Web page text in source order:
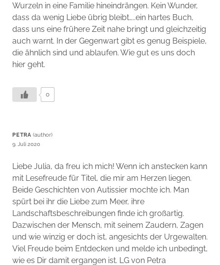
Wurzeln in eine Familie hineindrängen. Kein Wunder,
dass da wenig Liebe übrig bleibt…..ein hartes Buch,
dass uns eine frühere Zeit nahe bringt und gleichzeitig
auch warnt. In der Gegenwart gibt es genug Beispiele,
die ähnlich sind und ablaufen. Wie gut es uns doch
hier geht.
0
PETRA
9. Juli 2020
Liebe Julia, da freu ich mich! Wenn ich anstecken kann
mit Lesefreude für Titel, die mir am Herzen liegen.
Beide Geschichten von Autissier mochte ich. Man
spürt bei ihr die Liebe zum Meer, ihre
Landschaftsbeschreibungen finde ich großartig.
Dazwischen der Mensch, mit seinem Zaudern, Zagen
und wie winzig er doch ist, angesichts der Urgewalten.
Viel Freude beim Entdecken und melde ich unbedingt,
wie es Dir damit ergangen ist. LG von Petra